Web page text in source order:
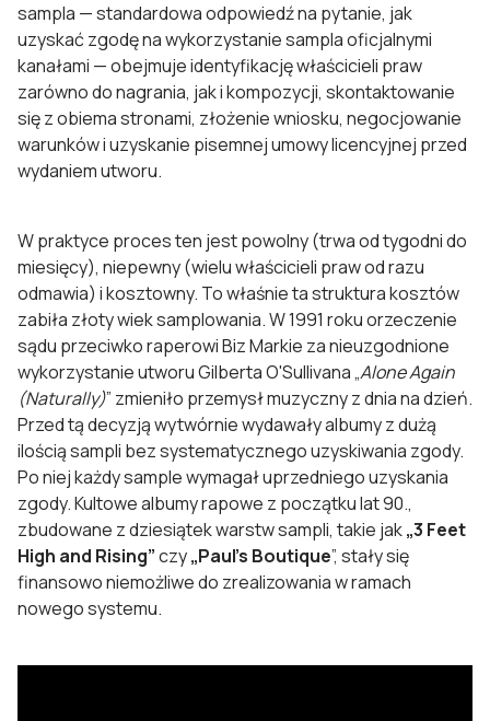
sampla — standardowa odpowiedź na pytanie, jak
uzyskać zgodę na wykorzystanie sampla oficjalnymi
kanałami — obejmuje identyfikację właścicieli praw
zarówno do nagrania, jak i kompozycji, skontaktowanie
się z obiema stronami, złożenie wniosku, negocjowanie
warunków i uzyskanie pisemnej umowy licencyjnej przed
wydaniem utworu.
W praktyce proces ten jest powolny (trwa od tygodni do
miesięcy), niepewny (wielu właścicieli praw od razu
odmawia) i kosztowny. To właśnie ta struktura kosztów
zabiła złoty wiek samplowania. W 1991 roku orzeczenie
sądu przeciwko raperowi Biz Markie za nieuzgodnione
wykorzystanie utworu Gilberta O'Sullivana „Alone Again
(Naturally)” zmieniło przemysł muzyczny z dnia na dzień.
Przed tą decyzją wytwórnie wydawały albumy z dużą
ilością sampli bez systematycznego uzyskiwania zgody.
Po niej każdy sample wymagał uprzedniego uzyskania
zgody. Kultowe albumy rapowe z początku lat 90.,
zbudowane z dziesiątek warstw sampli, takie jak„3 Feet
High and Rising”czy„Paul's Boutique”, stały się
finansowo niemożliwe do zrealizowania w ramach
nowego systemu.